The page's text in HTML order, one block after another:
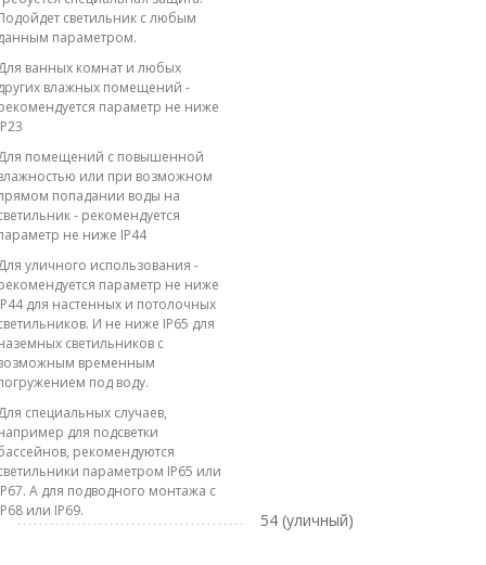
светильник с любым
параметром.
ванных комнат и любых
влажных помещений -
параметр не ниже
помещений с повышенной
или при возможном
попадании воды на
- рекомендуется
не ниже IP44
уличного использования -
параметр не ниже
для настенных и потолочных
И не ниже IP65 для
светильников с
временным
под воду.
специальных случаев,
для подсветки
рекомендуются
параметром IP65 или
А для подводного монтажа с
или IP69.
54 (уличный)